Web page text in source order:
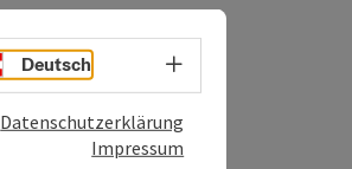
Deutsch Sprachwahl - Menü
Datenschutzerklärung
Impressum